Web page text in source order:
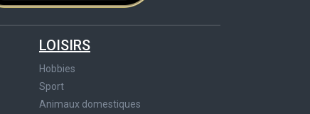
LOISIRS
Hobbies
Sport
Animaux domestiques